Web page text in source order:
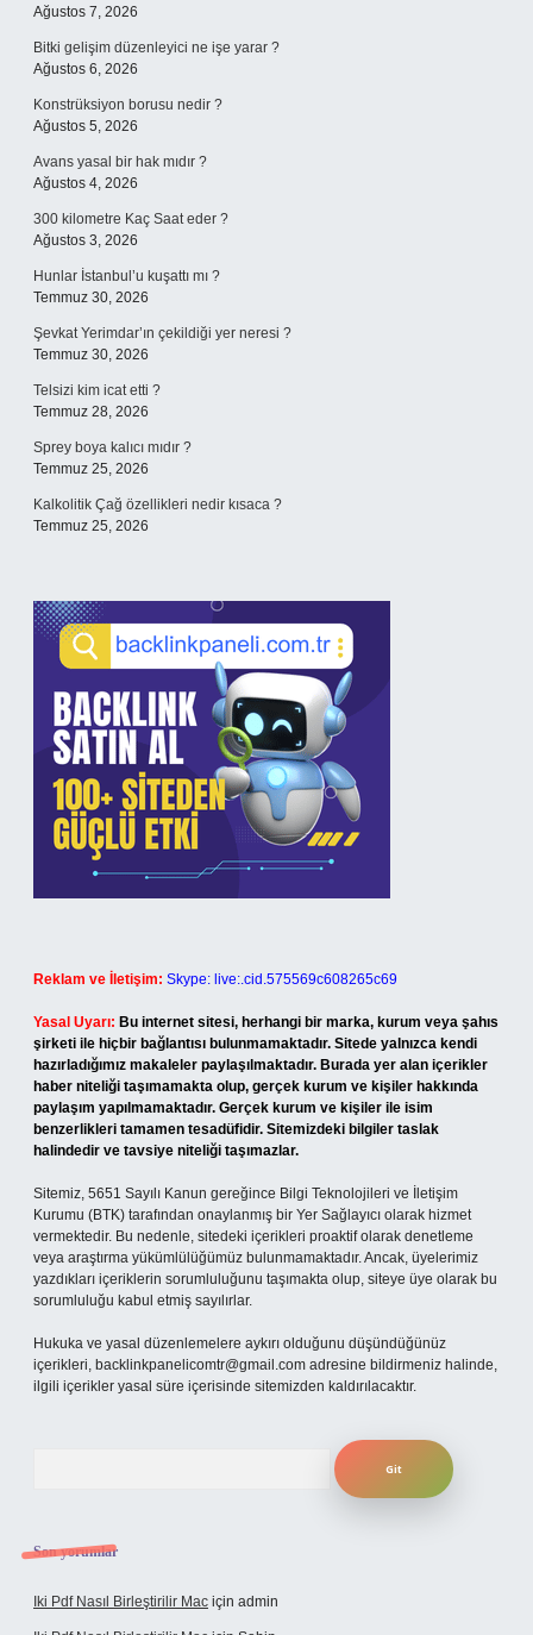
Ağustos 7, 2026
Bitki gelişim düzenleyici ne işe yarar ?
Ağustos 6, 2026
Konstrüksiyon borusu nedir ?
Ağustos 5, 2026
Avans yasal bir hak mıdır ?
Ağustos 4, 2026
300 kilometre Kaç Saat eder ?
Ağustos 3, 2026
Hunlar İstanbul’u kuşattı mı ?
Temmuz 30, 2026
Şevkat Yerimdar’ın çekildiği yer neresi ?
Temmuz 30, 2026
Telsizi kim icat etti ?
Temmuz 28, 2026
Sprey boya kalıcı mıdır ?
Temmuz 25, 2026
Kalkolitik Çağ özellikleri nedir kısaca ?
Temmuz 25, 2026
Reklam ve İletişim: Skype: live:.cid.575569c608265c69
Yasal Uyarı: Bu internet sitesi, herhangi bir marka, kurum veya şahıs
şirketi ile hiçbir bağlantısı bulunmamaktadır. Sitede yalnızca kendi
hazırladığımız makaleler paylaşılmaktadır. Burada yer alan içerikler
haber niteliği taşımamakta olup, gerçek kurum ve kişiler hakkında
paylaşım yapılmamaktadır. Gerçek kurum ve kişiler ile isim
benzerlikleri tamamen tesadüfidir. Sitemizdeki bilgiler taslak
halindedir ve tavsiye niteliği taşımazlar.
Sitemiz, 5651 Sayılı Kanun gereğince Bilgi Teknolojileri ve İletişim
Kurumu (BTK) tarafından onaylanmış bir Yer Sağlayıcı olarak hizmet
vermektedir. Bu nedenle, sitedeki içerikleri proaktif olarak denetleme
veya araştırma yükümlülüğümüz bulunmamaktadır. Ancak, üyelerimiz
yazdıkları içeriklerin sorumluluğunu taşımakta olup, siteye üye olarak bu
sorumluluğu kabul etmiş sayılırlar.
Hukuka ve yasal düzenlemelere aykırı olduğunu düşündüğünüz
içerikleri, backlinkpanelicomtr@gmail.com adresine bildirmeniz halinde,
ilgili içerikler yasal süre içerisinde sitemizden kaldırılacaktır.
Son yorumlar
Iki Pdf Nasıl Birleştirilir Mac için admin